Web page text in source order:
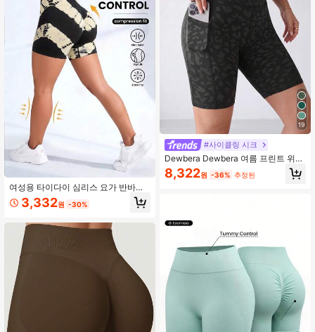
여성용 타이다이 심리스 요가 반바지
하이웨스트 힙업 압박 반바지 운동 러
닝 사이클링 스포츠용
3,332원 -30%
19
#사이클링 시크
Dewbera Dewbera 여름 프린트 위장
패치워크 반바지, 이중 포켓 포함
8,322원 -36% 추정된